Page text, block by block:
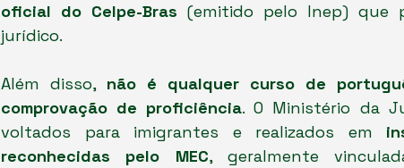
oficial do Celpe-Bras (emitido pelo Inep) que
jurídico.
Além disso, não é qualquer curso de
comprovação de proficiência. O Ministério da
voltados para imigrantes e realizados em
reconhecidas pelo MEC, geralmente